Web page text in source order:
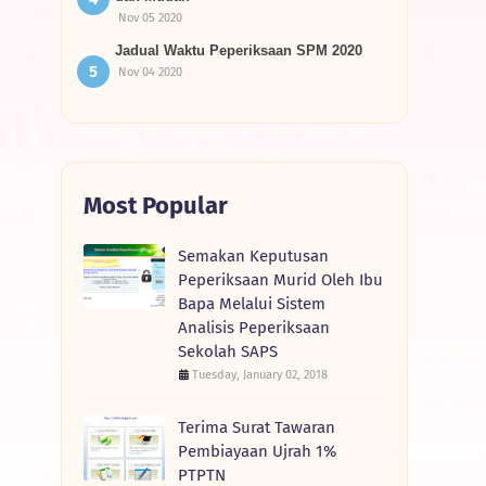
Nov 05 2020
Jadual Waktu Peperiksaan SPM 2020
Nov 04 2020
Most Popular
Semakan Keputusan
Peperiksaan Murid Oleh Ibu
Bapa Melalui Sistem
Analisis Peperiksaan
Sekolah SAPS
Tuesday, January 02, 2018
Terima Surat Tawaran
Pembiayaan Ujrah 1%
PTPTN